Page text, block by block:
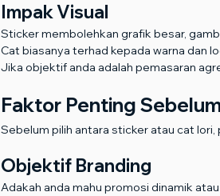
Impak Visual
Sticker membolehkan grafik besar,
Cat biasanya terhad kepada warna dan
Jika objektif anda adalah pemasaran
Faktor Penting
Sebelum pilih antara sticker atau cat
Objektif Branding
Adakah anda mahu promosi dinamik